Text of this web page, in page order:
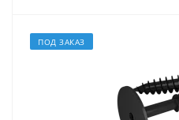
ПОД ЗАКАЗ